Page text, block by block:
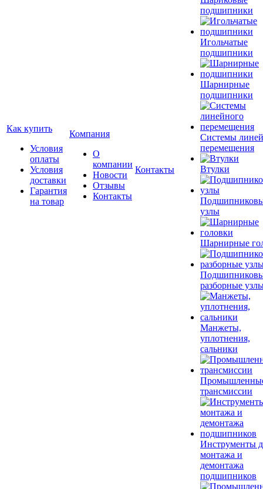
Как купить
Условия
оплаты
Условия
доставки
Гарантия
на товар
Компания
О
компании
Новости
Отзывы
Контакты
Контакты
подшипники
Игольчатые
подшипники
Шарнирные
подшипники
Системы
перемещения
Втулки
узлы
Шарнирные
разборные
Манжеты,
уплотнения,
сальники
трансмиссии
Инструменты
монтажа и
демонтажа
подшипников